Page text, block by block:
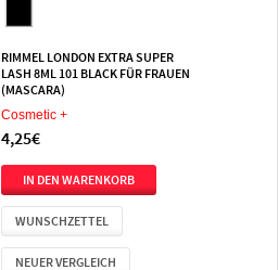
RIMMEL LONDON EXTRA SUPER
LASH 8ML 101 BLACK FÜR FRAUEN
(MASCARA)
Cosmetic +
4,25€
WUNSCHZETTEL
NEUER VERGLEICH